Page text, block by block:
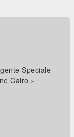
Speciale
Cairo »